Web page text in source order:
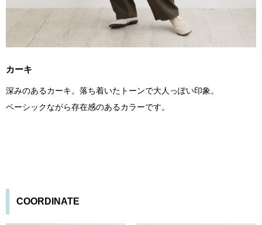
カーキ
深みのあるカーキ。落ち着いたトーンで大人っぽい印象。
ベーシックながら存在感のあるカラーです。
COORDINATE